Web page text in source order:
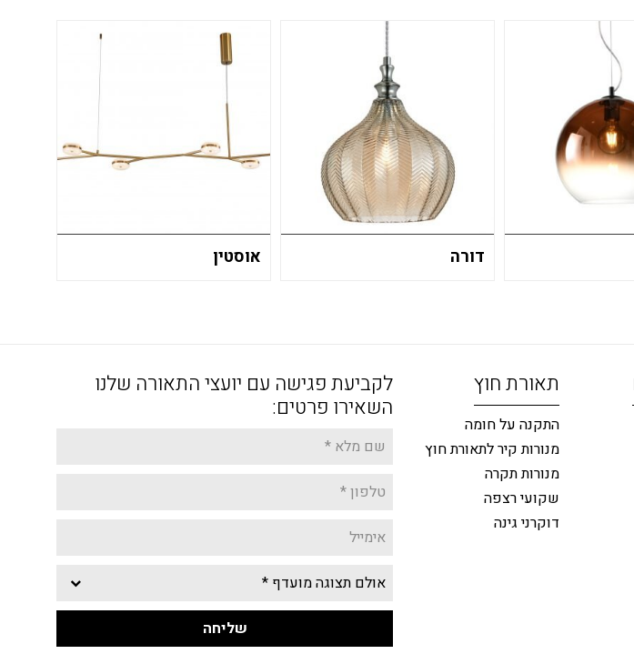
דורה אוסטין
תאורת חוץ
התקנה על חומה
מנורות קיר לתאורת חוץ
מנורות תקרה
שקועי רצפה
דוקרני גינה
לקביעת פגישה עם יועצי התאורה שלנו
השאירו פרטים: